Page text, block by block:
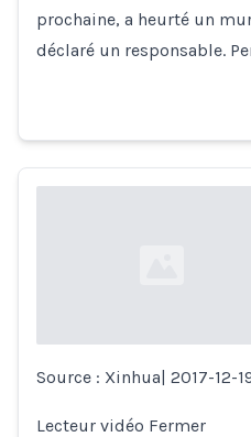
prochaine, a heurté un
déclaré un responsable.
Source : Xinhua| 2017-12-
Lecteur vidéo Fermer